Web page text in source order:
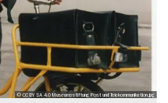
© CC BY SA 4.0 Museumsstiftung Post und Telekommunikation.jpg